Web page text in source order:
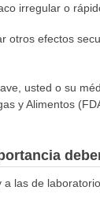
irregular o
otros efectos
usted o su
y Alimentos
las de